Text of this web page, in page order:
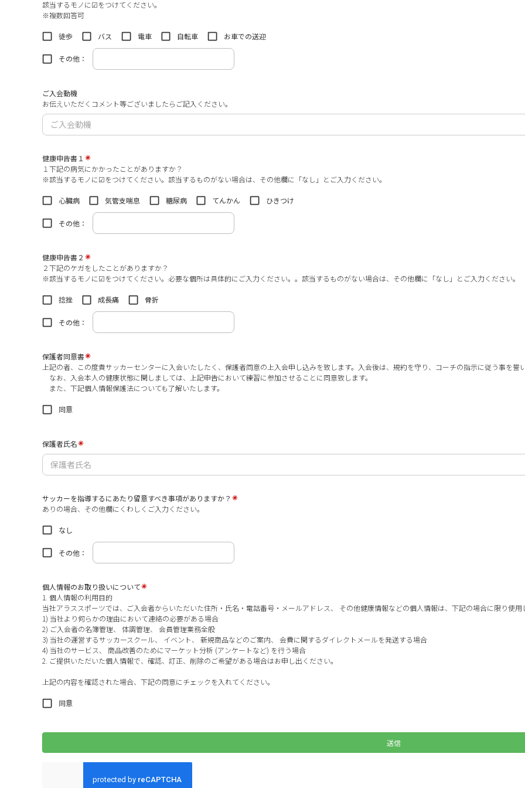
該当するモノに☑をつけてください。
※複数回答可
徒歩 バス 電車 自転車 お車での送迎
その他：
ご入会動機
お伝えいただくコメント等ございましたらご記入ください。
健康申告書１
１下記の病気にかかったことがありますか？
※該当するモノに☑をつけてください。該当するものがない場合は、その他欄に「なし」とご入力ください。
心臓病 気管支喘息 糖尿病 てんかん ひきつけ
その他：
健康申告書２
２下記のケガをしたことがありますか？
※該当するモノに☑をつけてください。必要な個所は具体的にご入力ください。。該当するものがない場合は、その他欄に「なし」とご入力ください。
捻挫 成長痛 骨折
その他：
保護者同意書
上記の者、この度貴サッカーセンターに入会いたしたく、保護者同意の上入会申し込みを致します。入会後は、規約を守り、コーチの指示に従う事を誓
なお、入会本人の健康状態に関しましては、上記申告において練習に参加させることに同意致します。
また、下記個人情報保護法についても了解いたします。
同意
保護者氏名
サッカーを指導するにあたり留意すべき事項がありますか？
ありの場合、その他欄にくわしくご入力ください。
なし
その他：
個人情報のお取り扱いについて
1. 個人情報の利用目的
当社アラススポーツでは、ご入会者からいただいた住所・氏名・電話番号・メールアドレス、 その他健康情報などの個人情報は、下記の場合に限り使
1) 当社より何らかの理由において連絡の必要がある場合
2) ご入会者の名簿管理、 体調管理、 会員管理業務全般
3) 当社の運営するサッカースクール、 イベント、 新規商品などのご案内、 会費に関するダイレクトメールを発送する場合
4) 当社のサービス、 商品改善のためにマーケット分析 (アンケートなど) を行う場合
2. ご提供いただいた個人情報で、確認、訂正、削除のご希望がある場合はお申し出ください。
上記の内容を確認された場合、下記の同意にチェックを入れてください。
同意
送信